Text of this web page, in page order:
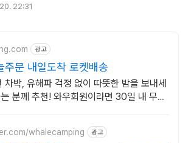
22:31
광고
주문 내일도착 로켓배송
차박, 유해파 걱정 없이 따뜻한 밤을 보내세
분께 추천! 와우회원이라면 30일 내 무료
whalecamping 광고